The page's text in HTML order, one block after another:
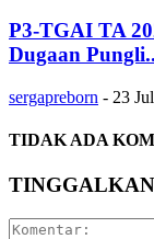
P3-TGAI TA
Dugaan
sergapreborn - 23
TIDAK ADA